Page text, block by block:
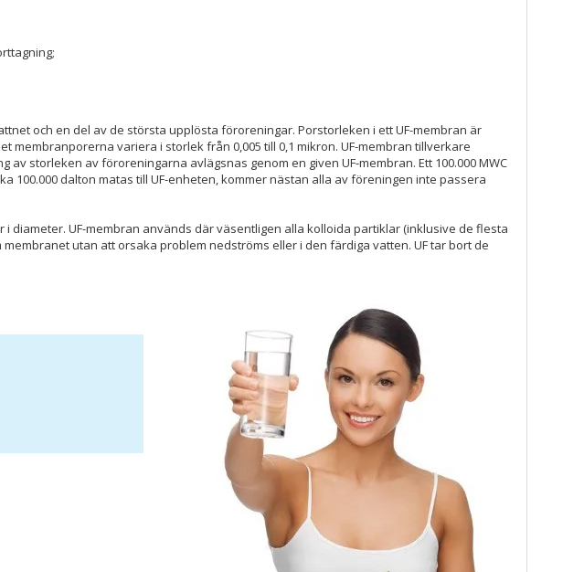
och en del av de största upplösta föroreningar. Porstorleken i ett UF-membran är
variera i storlek från 0,005 till 0,1 mikron. UF-membran tillverkare
storleken av föroreningarna avlägsnas genom en given UF-membran. Ett 100.000 MWC
dalton matas till UF-enheten, kommer nästan alla av föreningen inte passera
diameter. UF-membran används där väsentligen alla kolloida partiklar (inklusive de flesta
utan att orsaka problem nedströms eller i den färdiga vatten. UF tar bort de